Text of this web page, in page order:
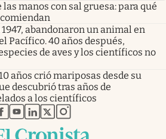
las manos con sal gruesa: para qué
1947, abandonaron un animal en
Pacífico. 40 años después,
de aves y los científicos no
años crió mariposas desde su
descubrió tras años de
a los científicos
abre en nueva pestaña
abre en nueva pestaña
abre en nueva pestaña
abre en nueva pestaña
abre en nueva pestaña